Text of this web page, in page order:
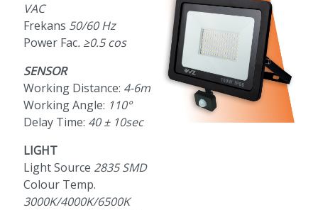
VAC
Frekans 50/60 Hz
Power Fac. ≥0.5 cos
SENSOR
Working Distance: 4-6m
Working Angle: 110°
Delay Time: 40 ± 10sec
LIGHT
Light Source 2835 SMD
Colour Temp.
3000K/4000K/6500K